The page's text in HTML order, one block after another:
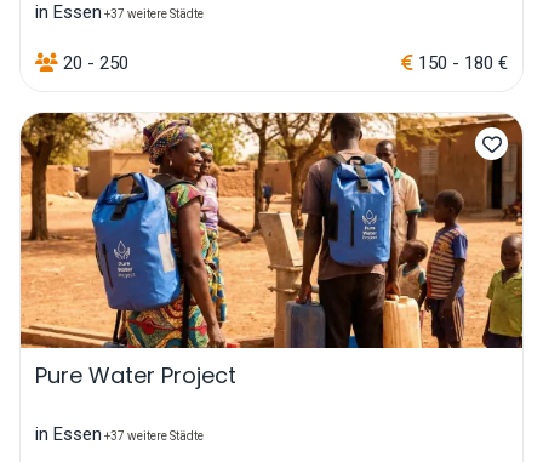
in Essen +37 weitere Städte
20 - 250 150 - 180 €
Pure Water Project
in Essen +37 weitere Städte